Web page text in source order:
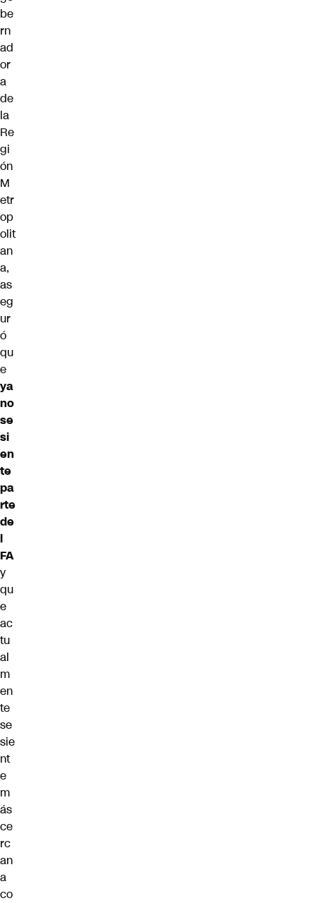
be
rn
ad
or
a
de
la
Re
gi
ón
M
etr
op
olit
an
a,
as
eg
ur
ó
qu
e
ya
no
se
si
en
te
pa
rte
de
l
FA
y
qu
e
ac
tu
al
m
en
te
se
sie
nt
e
m
ás
ce
rc
an
a
co